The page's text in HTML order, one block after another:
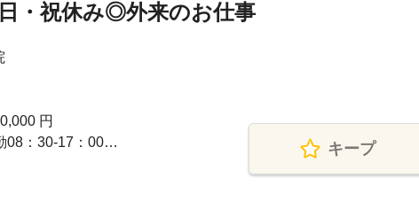
・祝休み◎外来のお仕事
円
08：30-17：00…
キープ